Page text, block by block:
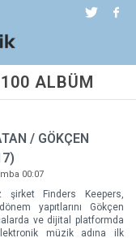
ALBÜM
/ GÖKÇEN
00:07
şirket Finders Keepers,
yapıtlarını Gökçen
ve dijital platformda
müzik adına ilk